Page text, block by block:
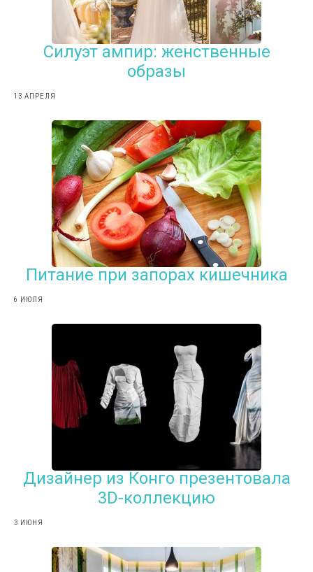
Силуэт ампир: женственные
образы
13 АПРЕЛЯ
Питание при запорах кишечника
6 ИЮЛЯ
Дизайнер из Конго презентовала
3D-коллекцию
3 ИЮНЯ